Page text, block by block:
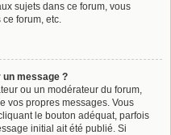
sujets dans ce forum, vous
forum, etc.
message ?
ou un modérateur du forum,
vos propres messages. Vous
le bouton adéquat, parfois
initial ait été publié. Si